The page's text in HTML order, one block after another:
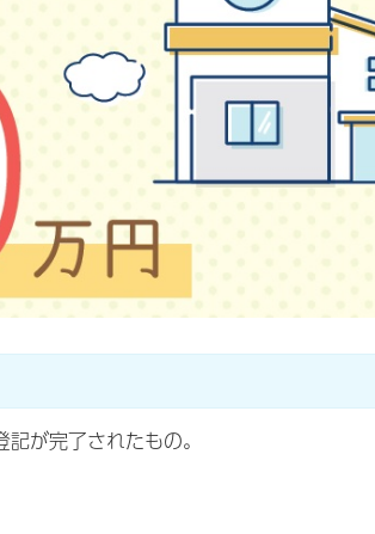
が完了されたもの。